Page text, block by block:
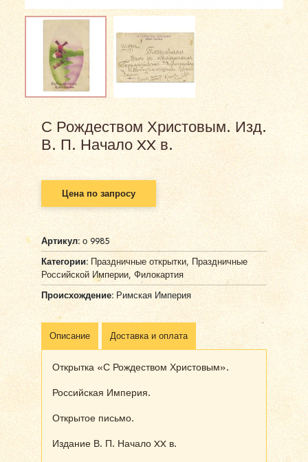
С Рождеством Христовым. Изд.
В. П. Начало XX в.
Цена по запросу
Артикул:о 9985
Категории: Праздничные открытки,Праздничные
Российской Империи,Филокартия
Происхождение:Римская Империя
Описание Доставка и оплата
Открытка «С Рождеством Христовым».
Российская Империя.
Открытое письмо.
Издание В. П. Начало XX в.